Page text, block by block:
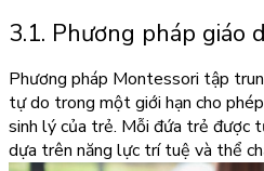
3.1. Phương pháp giáo
Phương pháp Montessori tập
tự do trong một giới hạn cho
sinh lý của trẻ. Mỗi đứa trẻ được
dựa trên năng lực trí tuệ và thể